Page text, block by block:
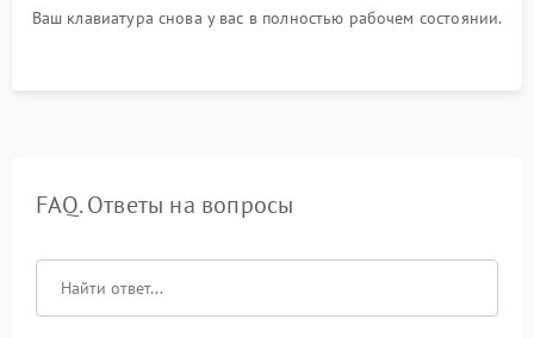
Ваш клавиатура снова у вас в полностью рабочем состоянии.
FAQ. Ответы на вопросы